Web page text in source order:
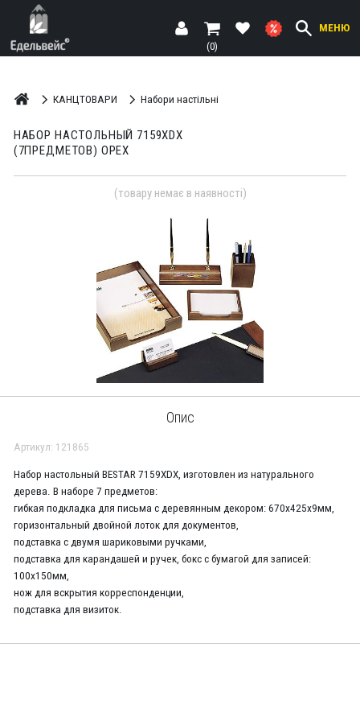
МЕНЮ
(0)
КАНЦТОВАРИ Набори настільні
НАБОР НАСТОЛЬНЫЙ 7159XDХ
(7ПРЕДМЕТОВ) ОРЕХ
(товару немає в наявності)
Опис
Артикул: 121865
Набор настольный BESTAR 7159XDХ, изготовлен из натурального
дерева. В наборе 7 предметов:
гибкая подкладка для письма с деревянным декором: 670х425х9мм,
горизонтальный двойной лоток для документов,
подставка с двумя шариковыми ручками,
подставка для карандашей и ручек, бокс с бумагой для записей:
100х150мм,
нож для вскрытия корреспонденции,
подставка для визиток.